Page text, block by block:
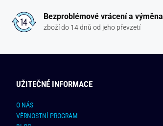
Bezproblémové vrácení a výměna
zboží do 14 dnů od jeho převzetí
UŽITEČNÉ INFORMACE
O NÁS
VĚRNOSTNÍ PROGRAM